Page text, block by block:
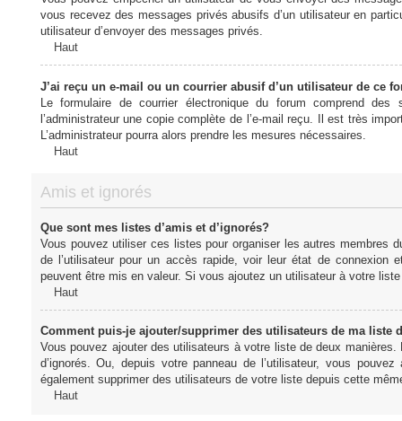
vous recevez des messages privés abusifs d’un utilisateur en
utilisateur d’envoyer des messages privés.
Haut
J’ai reçu un e-mail ou un courrier abusif d’un utilisateur de ce
Le formulaire de courrier électronique du forum comprend
l’administrateur une copie complète de l’e-mail reçu. Il est très
L’administrateur pourra alors prendre les mesures nécessaires.
Haut
Amis et ignorés
Que sont mes listes d’amis et d’ignorés?
Vous pouvez utiliser ces listes pour organiser les autres membres
de l’utilisateur pour un accès rapide, voir leur état de connexion
peuvent être mis en valeur. Si vous ajoutez un utilisateur à votre
Haut
Comment puis-je ajouter/supprimer des utilisateurs de ma liste
Vous pouvez ajouter des utilisateurs à votre liste de deux
d’ignorés. Ou, depuis votre panneau de l’utilisateur, vous
également supprimer des utilisateurs de votre liste depuis cette
Haut